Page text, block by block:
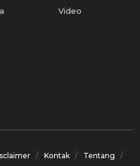
Video
Kontak Tentang